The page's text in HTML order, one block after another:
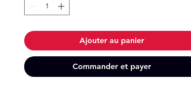
Ajouter au panier
Commander et payer